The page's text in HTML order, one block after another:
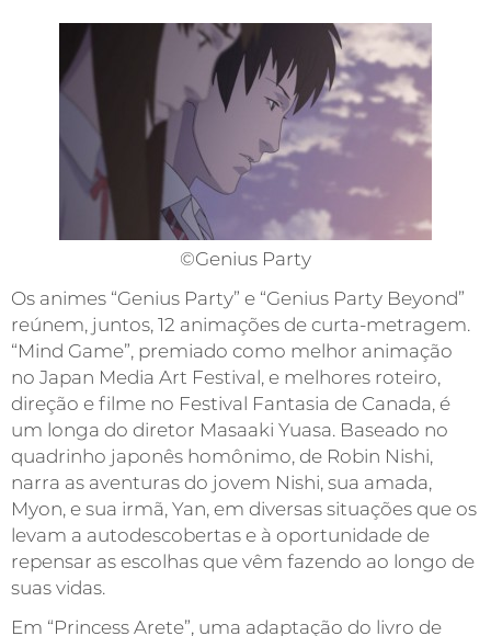
©Genius Party
Os animes “Genius Party” e “Genius Party Beyond”
reúnem, juntos, 12 animações de curta-metragem.
“Mind Game”, premiado como melhor animação
no Japan Media Art Festival, e melhores roteiro,
direção e filme no Festival Fantasia de Canada, é
um longa do diretor Masaaki Yuasa. Baseado no
quadrinho japonês homônimo, de Robin Nishi,
narra as aventuras do jovem Nishi, sua amada,
Myon, e sua irmã, Yan, em diversas situações que os
levam a autodescobertas e à oportunidade de
repensar as escolhas que vêm fazendo ao longo de
suas vidas.
Em “Princess Arete”, uma adaptação do livro de